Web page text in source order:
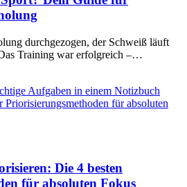
durchgezogen, der Schweiß läuft
Training war erfolgreich –…
Die 4 besten
für absoluten Fokus